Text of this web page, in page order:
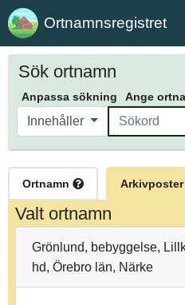
Ortnamnsregistret
Sök ortnamn
Anpassa sökning Ange
Innehåller
Ortnamn Arkivposter
Valt ortnamn
Grönlund, bebyggelse,
hd, Örebro län, Närke